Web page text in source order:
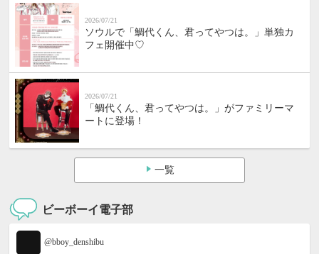
2026/07/21
ソウルで「鯛代くん、君ってやつは。」単独カ
フェ開催中♡
2026/07/21
「鯛代くん、君ってやつは。」がファミリーマ
ートに登場！
一覧
ビーボーイ電子部
@bboy_denshibu